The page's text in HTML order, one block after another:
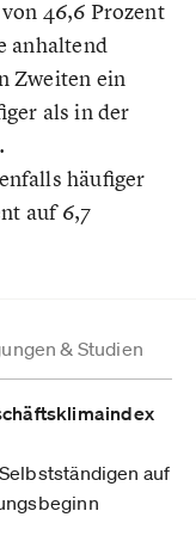
46,6 Prozent
anhaltend
Zweiten ein
als in der
häufiger
auf 6,7
& Studien
auf